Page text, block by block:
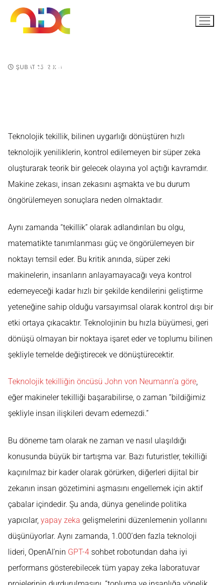
ŞUBAT 15, 2024
Teknolojik Tekillik Nedir?
Teknolojik tekillik, bilinen uygarlığı dönüştüren hızlı
teknolojik yeniliklerin, kontrol edilemeyen bir süper zeka
oluşturarak teorik bir gelecek olayına yol açtığı kavramdır.
Makine zekası, insan zekasını aşmakta ve bu durum
öngörülemeyen sonuçlara neden olmaktadır.
Aynı zamanda “tekillik” olarak adlandırılan bu olgu,
matematikte tanımlanması güç ve öngörülemeyen bir
noktayı temsil eder. Bu kritik anında, süper zeki
makinelerin, insanların anlayamayacağı veya kontrol
edemeyeceği kadar hızlı bir şekilde kendilerini geliştirme
yeteneğine sahip olduğu varsayımsal olarak kontrol dışı bir
etki ortaya çıkacaktır. Teknolojinin bu hızla büyümesi, geri
dönüşü olmayan bir noktaya işaret eder ve toplumu bilinen
şekliyle temelde değiştirecek ve dönüştürecektir.
Teknolojik tekilliğin öncüsü John von Neumann’a göre,
eğer makineler tekilliği başarabilirse, o zaman “bildiğimiz
şekliyle insan ilişkileri devam edemezdi.”
Bu döneme tam olarak ne zaman ve nasıl ulaşıldığı
konusunda büyük bir tartışma var. Bazı futuristler, tekilliği
kaçınılmaz bir kader olarak görürken, diğerleri dijital bir
zekanın insan gözetimini aşmasını engellemek için aktif
çabalar içindedir. Şu anda, dünya genelinde politika
yapıcılar, yapay zeka gelişmelerini düzenlemenin yollarını
düşünüyorlar. Aynı zamanda, 1.000’den fazla teknoloji
lideri, OpenAI’nin GPT-4 sohbet robotundan daha iyi
performans gösterebilecek tüm yapay zeka laboratuvar